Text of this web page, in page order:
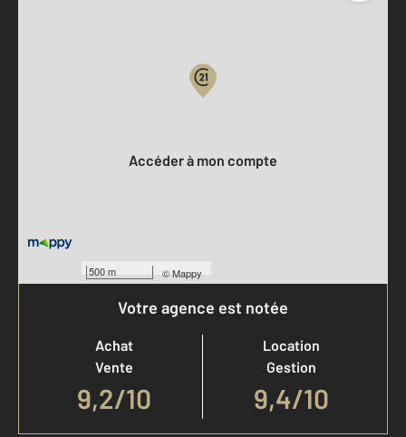
500 m ©Mappy
Accéder à mon compte
Votre agence est notée
Achat
Vente
9,2/10
Location
Gestion
9,4/10